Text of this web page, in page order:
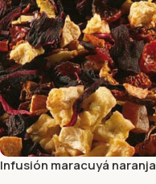
Infusión maracuyá naranja